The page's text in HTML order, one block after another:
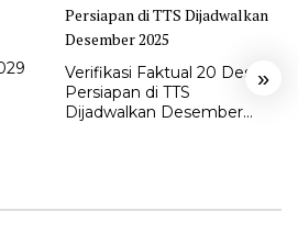
»
Verifikasi Faktual 20 Desa
Persiapan di TTS
Dijadwalkan Desember